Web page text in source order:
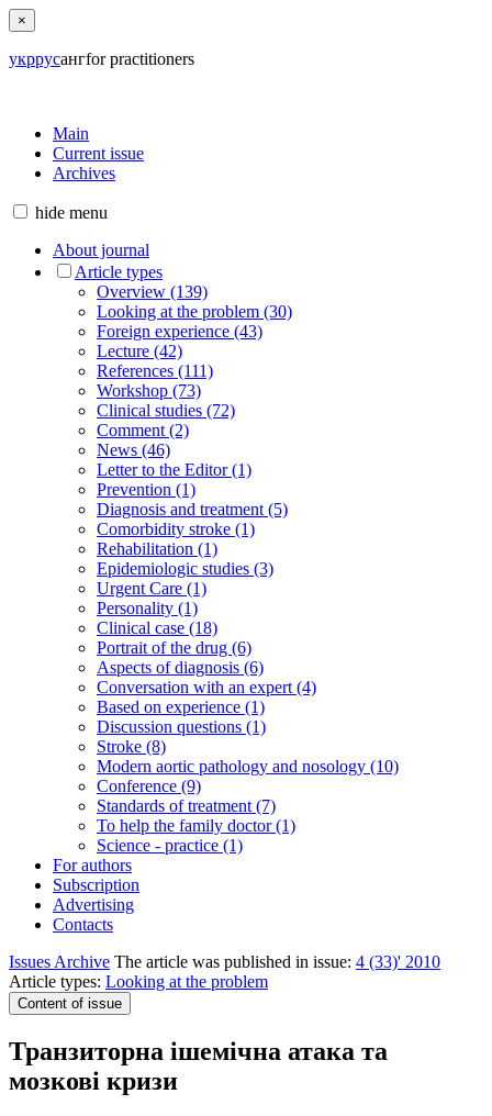
×
укррусангfor practitioners
Main
Current issue
Archives
hide menu
About journal
Article types
Overview (139)
Looking at the problem (30)
Foreign experience (43)
Lecture (42)
References (111)
Workshop (73)
Clinical studies (72)
Comment (2)
News (46)
Letter to the Editor (1)
Prevention (1)
Diagnosis and treatment (5)
Comorbidity stroke (1)
Rehabilitation (1)
Epidemiologic studies (3)
Urgent Care (1)
Personality (1)
Clinical case (18)
Portrait of the drug (6)
Aspects of diagnosis (6)
Conversation with an expert (4)
Based on experience (1)
Discussion questions (1)
Stroke (8)
Modern aortic pathology and nosology (10)
Conference (9)
Standards of treatment (7)
To help the family doctor (1)
Science - practice (1)
For authors
Subscription
Advertising
Contacts
Issues Archive The article was published in issue: 4 (33)' 2010
Article types: Looking at the problem
Content of issue
Транзиторна ішемічна атака та
мозкові кризи